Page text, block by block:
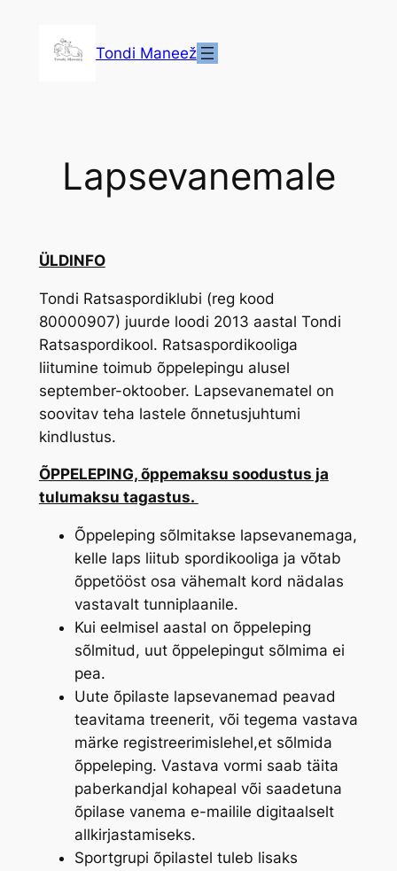
Tondi Maneež
Lapsevanemale
ÜLDINFO
Tondi Ratsaspordiklubi (reg kood
80000907) juurde loodi 2013 aastal Tondi
Ratsaspordikool. Ratsaspordikooliga
liitumine toimub õppelepingu alusel
september-oktoober. Lapsevanematel on
soovitav teha lastele õnnetusjuhtumi
kindlustus.
ÕPPELEPING, õppemaksu soodustus ja
tulumaksu tagastus.
Õppeleping sõlmitakse lapsevanemaga,
kelle laps liitub spordikooliga ja võtab
õppetööst osa vähemalt kord nädalas
vastavalt tunniplaanile.
Kui eelmisel aastal on õppeleping
sõlmitud, uut õppelepingut sõlmima ei
pea.
Uute õpilaste lapsevanemad peavad
teavitama treenerit, või tegema vastava
märke registreerimislehel,et sõlmida
õppeleping. Vastava vormi saab täita
paberkandjal kohapeal või saadetuna
õpilase vanema e-mailile digitaalselt
allkirjastamiseks.
Sportgrupi õpilastel tuleb lisaks